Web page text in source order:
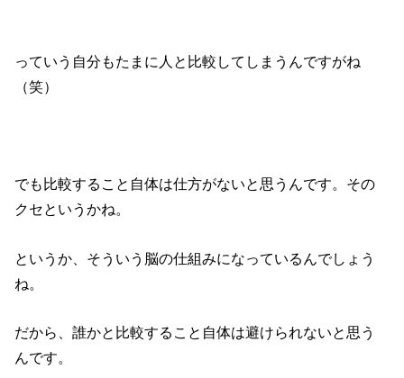
っていう自分もたまに人と比較してしまうんですがね
（笑）
でも比較すること自体は仕方がないと思うんです。その
クセというかね。
というか、そういう脳の仕組みになっているんでしょう
ね。
だから、誰かと比較すること自体は避けられないと思う
んです。